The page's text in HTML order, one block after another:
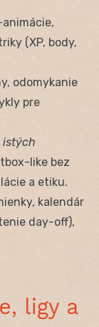
(XP, body,
odomykanie
pre
istých
like bez
a etiku.
kalendár
day-off),
ligy a